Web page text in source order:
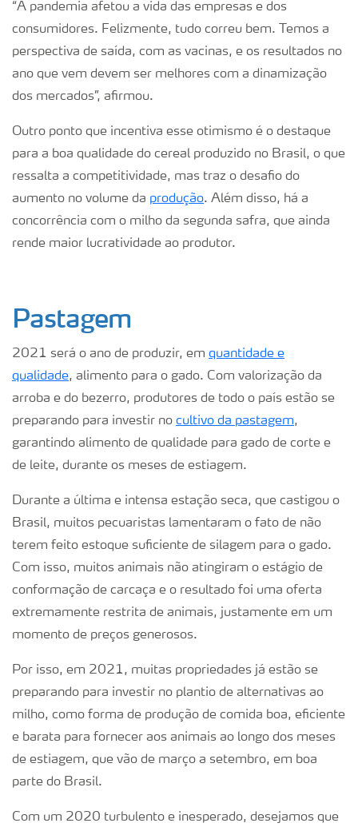
“A pandemia afetou a vida das empresas e dos
consumidores. Felizmente, tudo correu bem. Temos a
perspectiva de saída, com as vacinas, e os resultados no
ano que vem devem ser melhores com a dinamização
dos mercados”, afirmou.
Outro ponto que incentiva esse otimismo é o destaque
para a boa qualidade do cereal produzido no Brasil, o que
ressalta a competitividade, mas traz o desafio do
aumento no volume da produção. Além disso, há a
concorrência com o milho da segunda safra, que ainda
rende maior lucratividade ao produtor.
Pastagem
2021 será o ano de produzir, em quantidade e
qualidade, alimento para o gado. Com valorização da
arroba e do bezerro, produtores de todo o país estão se
preparando para investir no cultivo da pastagem,
garantindo alimento de qualidade para gado de corte e
de leite, durante os meses de estiagem.
Durante a última e intensa estação seca, que castigou o
Brasil, muitos pecuaristas lamentaram o fato de não
terem feito estoque suficiente de silagem para o gado.
Com isso, muitos animais não atingiram o estágio de
conformação de carcaça e o resultado foi uma oferta
extremamente restrita de animais, justamente em um
momento de preços generosos.
Por isso, em 2021, muitas propriedades já estão se
preparando para investir no plantio de alternativas ao
milho, como forma de produção de comida boa, eficiente
e barata para fornecer aos animais ao longo dos meses
de estiagem, que vão de março a setembro, em boa
parte do Brasil.
Com um 2020 turbulento e inesperado, desejamos que